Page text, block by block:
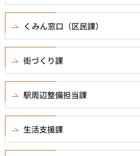
くみん窓口（区民課）
街づくり課
駅周辺整備担当課
生活支援課